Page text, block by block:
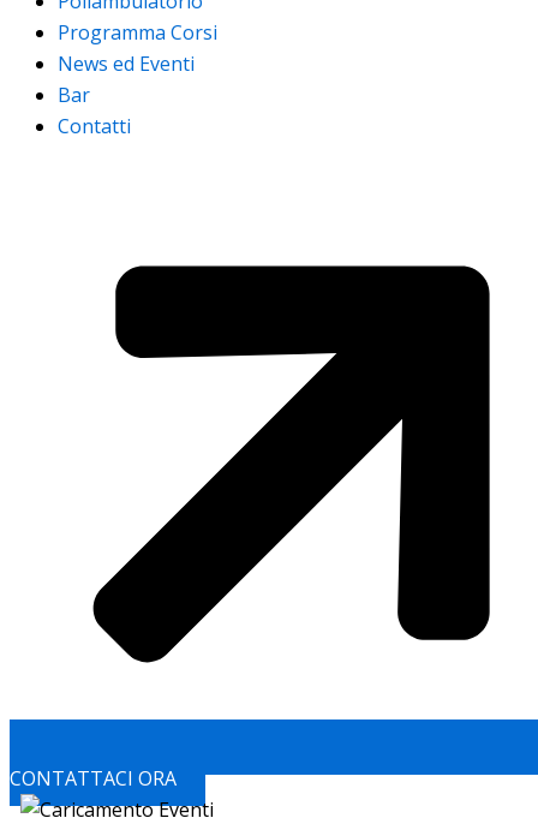
Programma Corsi
News ed Eventi
Bar
Contatti
CONTATTACI ORA